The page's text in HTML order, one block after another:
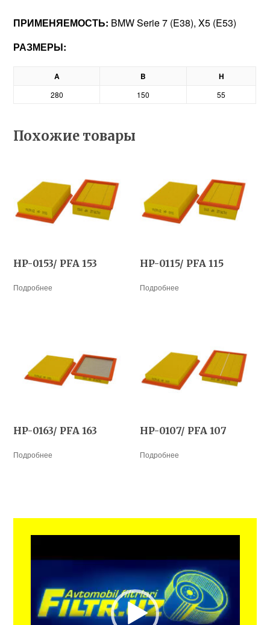
ПРИМЕНЯЕМОСТЬ: BMW Serie 7 (E38), X5 (E53)
РАЗМЕРЫ:
A B H
280 150 55
Похожие товары
HP-0153/ PFA 153
Подробнее
HP-0115/ PFA 115
Подробнее
HP-0163/ PFA 163
Подробнее
HP-0107/ PFA 107
Подробнее